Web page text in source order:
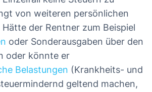
von weiteren persönlichen
der Rentner zum Beispiel
oder Sonderausgaben über den
oder könnte er
Belastungen (Krankheits- und
geltend machen,